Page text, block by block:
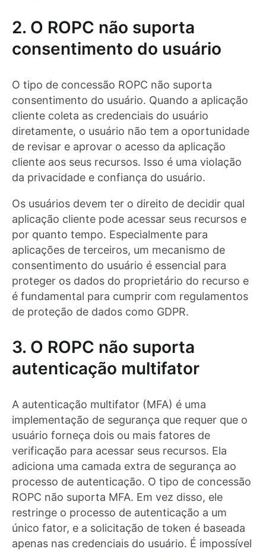
2. O ROPC não suporta
consentimento do usuário
O tipo de concessão ROPC não suporta
consentimento do usuário. Quando a aplicação
cliente coleta as credenciais do usuário
diretamente, o usuário não tem a oportunidade
de revisar e aprovar o acesso da aplicação
cliente aos seus recursos. Isso é uma violação
da privacidade e confiança do usuário.
Os usuários devem ter o direito de decidir qual
aplicação cliente pode acessar seus recursos e
por quanto tempo. Especialmente para
aplicações de terceiros, um mecanismo de
consentimento do usuário é essencial para
proteger os dados do proprietário do recurso e
é fundamental para cumprir com regulamentos
de proteção de dados como GDPR.
3. O ROPC não suporta
autenticação multifator
A autenticação multifator (MFA) é uma
implementação de segurança que requer que o
usuário forneça dois ou mais fatores de
verificação para acessar seus recursos. Ela
adiciona uma camada extra de segurança ao
processo de autenticação. O tipo de concessão
ROPC não suporta MFA. Em vez disso, ele
restringe o processo de autenticação a um
único fator, e a solicitação de token é baseada
apenas nas credenciais do usuário. É impossível